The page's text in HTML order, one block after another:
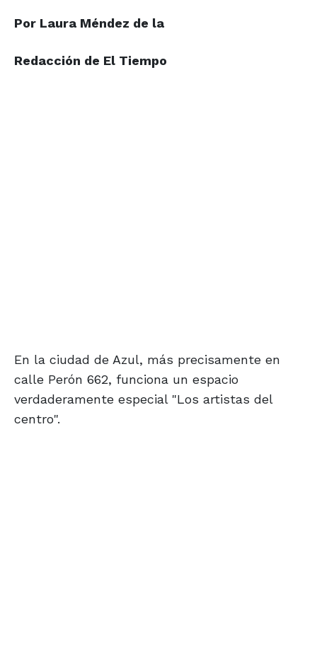
Por Laura Méndez de la
Redacción de El Tiempo
En la ciudad de Azul, más precisamente en
calle Perón 662, funciona un espacio
verdaderamente especial "Los artistas del
centro".